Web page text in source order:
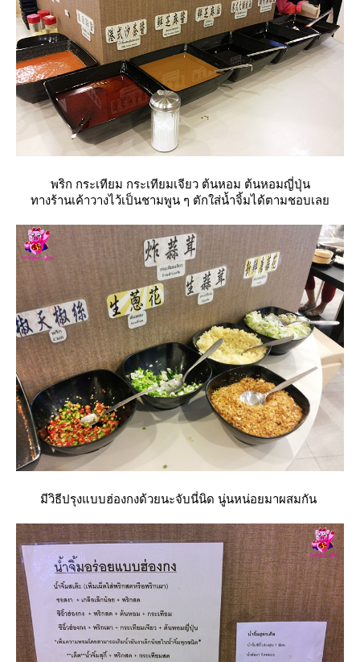
พริก กระเทียม กระเทียมเจียว ต้นหอม ต้นหอมญี่ปุ่น
ทางร้านเค้าวางไว้เป็นชามพูน ๆ ตักใส่น้ำจิ้มได้ตามชอบเล
มีวิธีปรุงแบบฮ่องกงด้วยนะจับนี่นิด นู่นหน่อยมาผสมกัน